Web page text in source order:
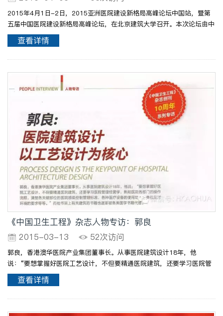
2015年4月1日-2日，2015亚洲医院建设新格局高峰论坛中国站，暨第
五届中国医院建设新格局高峰论坛，在北京建筑大学召开。本次论坛由中
国女医师协会、民建中央、北京建筑大学等主办。国内外医学、建筑领域
的专家、领导出席此次论坛，就医院建设、绿色节能、智慧..
查看详情
《中国卫生工程》杂志人物专访：郭良
2015-03-13 52次访问
郭良，香港澳华医院产业集团董事长。从事医院建筑设计18年，他
说：“要想掌握好医院工艺设计，不但要精通医院建筑，还要学习医院管
理经营学，熟知医院各部门的操作流程，清楚各关键部位的医院感染控制
管理标准，各种医疗设备的使用功能、参数及对环境的要求等..
查看详情